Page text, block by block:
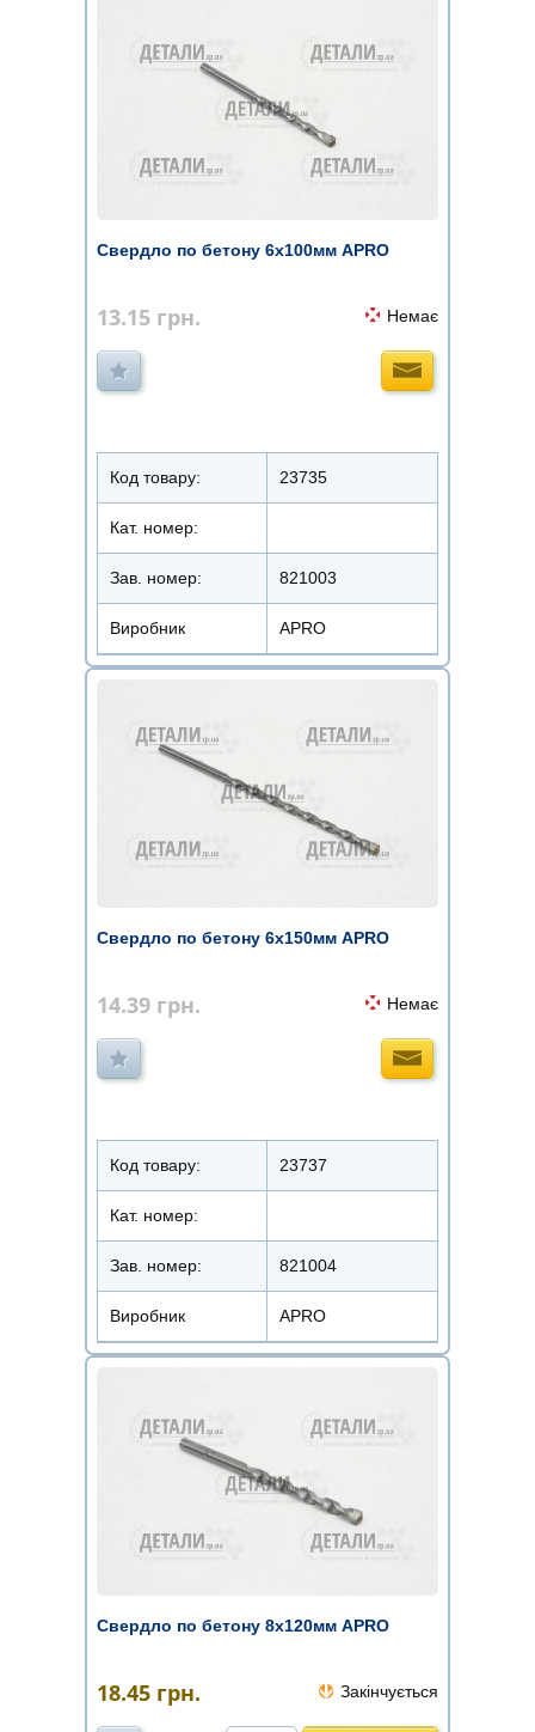
Свердло по бетону 6х100мм APRO
13.15 грн. Немає
Код товару: 23735
Кат. номер:
Зав. номер: 821003
Виробник APRO
Свердло по бетону 6х150мм APRO
14.39 грн. Немає
Код товару: 23737
Кат. номер:
Зав. номер: 821004
Виробник APRO
Свердло по бетону 8х120мм APRO
18.45 грн. Закінчується